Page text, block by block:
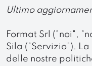
Ultimo
Format Srl ("noi",
Sila ("Servizio").
delle nostre